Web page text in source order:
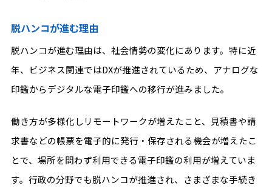
脱ハンコが進む理由
脱ハンコが進む理由は、社会情勢の変化にあります。特に近
年、ビジネス関連ではDXが推進されているため、アナログな
印鑑からデジタルな電子印鑑への移行が進みました。
働き方が多様化しリモートワークが増えたこと、見積書や請
求書などの帳票を電子的に発行・保存される機会が増えたこ
とで、場所を問わず利用できる電子印鑑の利用が増えていま
す。行政の分野でも脱ハンコが推進され、さまざまな手続き